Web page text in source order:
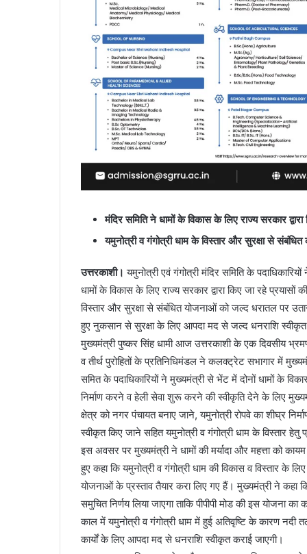
मंदिर समिति ने धामों के विकास के लिए राज्य सरकार
यमुनोत्री व गंगोत्री धाम के विस्तार और सुरक्षा से संबंधित
उत्तरकाशी।यमुनोत्री एवं गंगोत्री मंदिर समिति के
धामों के विकास के लिए राज्य सरकार द्वारा किए जा रहे
विस्तार और सुरक्षा से संबंधित योजनाओं को जल्द धरातल पर
हुए नुकसान से सुरक्षा के लिए आपदा मद से जल्द धनराशि स्वीकृत
मुख्यमंत्री पुष्कर सिंह धामी आज उत्तरकाशी के एक दिवसीय
व तीर्थ पुरोहितों के प्रतिनिधिमंडल ने कलक्ट्रेट सभागार में
समित के पदाधिकारियों ने मुख्यमंत्री से भेंट में दोनों धामों के
निर्माण करने व हेली सेवा शुरू करने की स्वीकृति देने के लिए
क्षेत्र को नगर पंचायत बनाए जाने, यमुनोत्री रोपवे का शीघ्र
स्वीकृत किए जाने सहित यमुनोत्री व गंगोत्री धाम के विस्तार हेतु
इस अवसर पर मुख्यमंत्री ने धामों की मर्यादा और महत्ता को
हुए कहा कि यमुनोत्री व गंगोत्री धाम की विकास व विस्तार के
योजनाओं के प्रस्ताव तैयार करा लिए गए हैं। मुख्यमंत्री ने कहा
समुचित निर्णय लिया जाएगा ताकि पीपीपी मोड की इस
काल में यमुनोत्री व गंगोत्री धाम में हुई अतिवृष्टि के कारण नदी
कार्यों के लिए आपदा मद से धनराशि स्वीकृत कराई जाएगी।